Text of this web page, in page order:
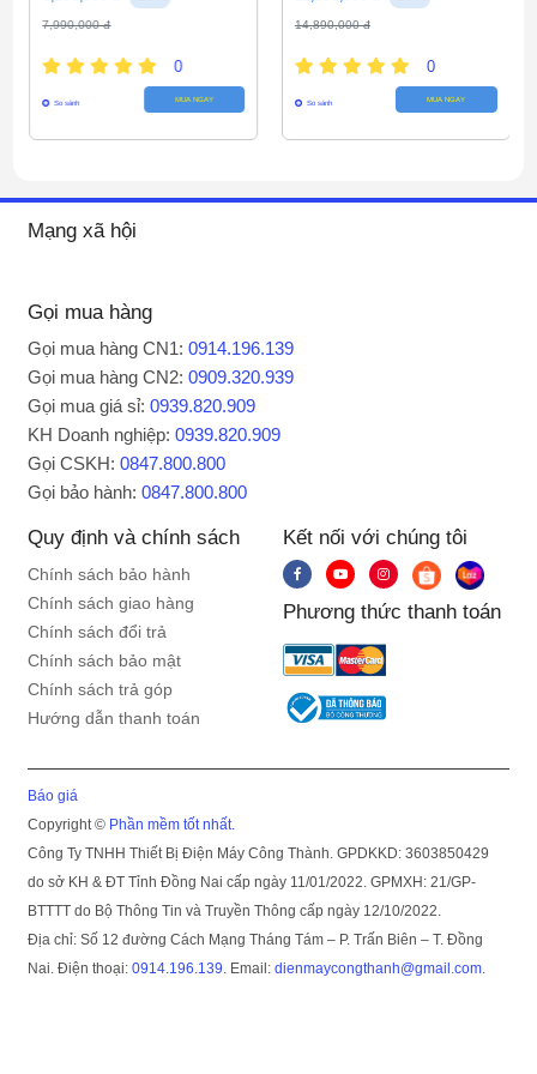
sấy gió
Máy giặt Inverter này còn được trang bị thêm công
nghệ sấy gió, giúp quần áo khô tự nhiên và tiết kiệm
hợp cho gia đình trên 7 người
Khả năng đáp ứng khối lượng quần áo đến tận 11.5
kg, máy giặt Panasonic Inverter NA-FD11AR1BV sẽ
mang lại sự hài lòng cho những hộ gia đình trên 7
thành viên, hoặc ít hơn nhưng lại có nhu cầu giặt số
lượng quần áo nhiều trong mỗi lần giặt.
7,990,000 đ
0
So sánh MUA NGAY
14,890,000 đ
0
So sánh MUA NGAY
Kết nối với chúng tôi
Phương thức thanh toán
Gọi mua hàng
Gọi mua hàng CN1:0914.196.139
Gọi mua hàng CN2:0909.320.939
Gọi mua giá sỉ:0939.820.909
KH Doanh nghiệp:0939.820.909
Gọi CSKH:0847.800.800
Gọi bảo hành:0847.800.800
Quy định và chính sách
Chính sách bảo hành
Chính sách giao hàng
Chính sách đổi trả
Chính sách bảo mật
Chính sách trả góp
Hướng dẫn thanh toán
Mạng xã hội
Báo giá
Copyright © Phần mềm tốt nhất.
Công Ty TNHH Thiết Bị Điện Máy Công Thành. GPDKKD: 3603850429
do sở KH & ĐT Tỉnh Đồng Nai cấp ngày 11/01/2022. GPMXH: 21/GP-
BTTTT do Bộ Thông Tin và Truyền Thông cấp ngày 12/10/2022.
Địa chỉ: Số 12 đường Cách Mạng Tháng Tám – P. Trấn Biên – T. Đồng
Nai. Điện thoại:0914.196.139. Email:dienmaycongthanh@gmail.com.